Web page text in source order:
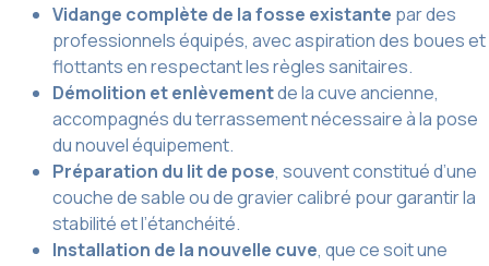
Vidange complète de la fosse existante par des
professionnels équipés, avec aspiration des boues et
flottants en respectant les règles sanitaires.
Démolition et enlèvementde la cuve ancienne,
accompagnés du terrassement nécessaire à la pose
du nouvel équipement.
Préparation du lit de pose, souvent constitué d’une
couche de sable ou de gravier calibré pour garantir la
stabilité et l’étanchéité.
Installation de la nouvelle cuve, que ce soit une